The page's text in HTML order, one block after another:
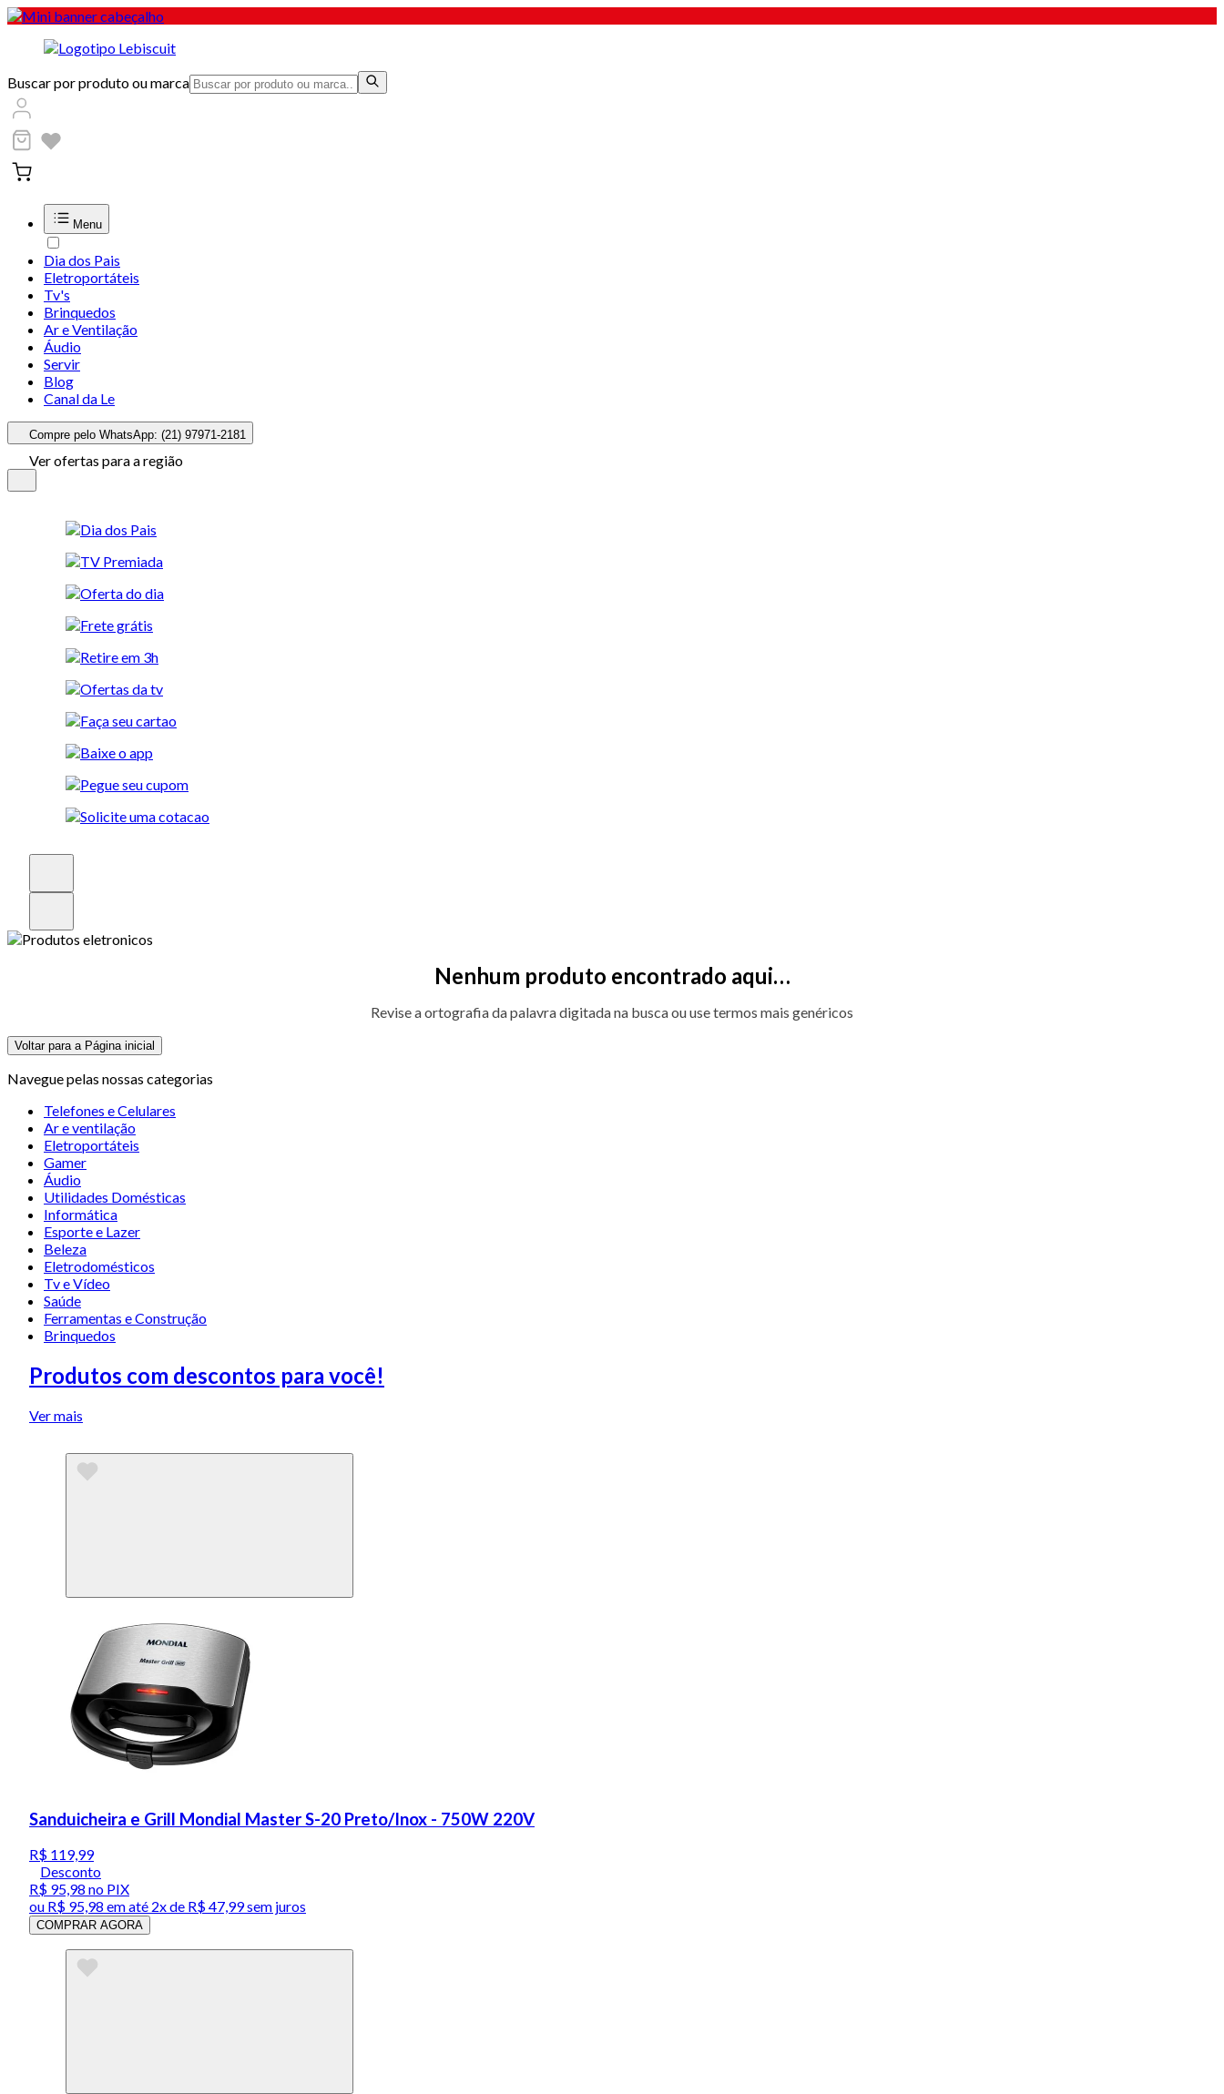
Buscar por produto ou marca
Menu
Dia dos Pais
Eletroportáteis
Tv's
Brinquedos
Ar e Ventilação
Áudio
Servir
Blog
Canal da Le
Compre pelo WhatsApp: (21) 97971-2181
Ver ofertas para a região
Nenhum produto encontrado aqui…
Revise a ortografia da palavra digitada na busca ou use termos mais genéricos
Voltar para a Página inicial
Navegue pelas nossas categorias
Telefones e Celulares
Ar e ventilação
Eletroportáteis
Gamer
Áudio
Utilidades Domésticas
Informática
Esporte e Lazer
Beleza
Eletrodomésticos
Tv e Vídeo
Saúde
Ferramentas e Construção
Brinquedos
Produtos com descontos para você!
Ver mais
Sanduicheira e Grill Mondial Master S-20 Preto/Inox - 750W 220V
R$ 119,99
Desconto
R$ 95,98 no PIX
ou R$ 95,98 em até 2x de R$ 47,99 sem juros
COMPRAR AGORA